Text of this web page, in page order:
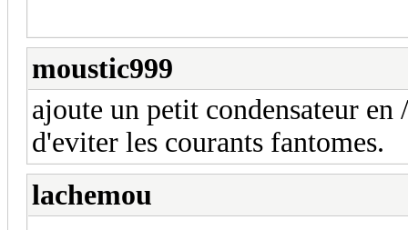
moustic999
ajoute un petit condensateur
d'eviter les courants fantomes.
lachemou